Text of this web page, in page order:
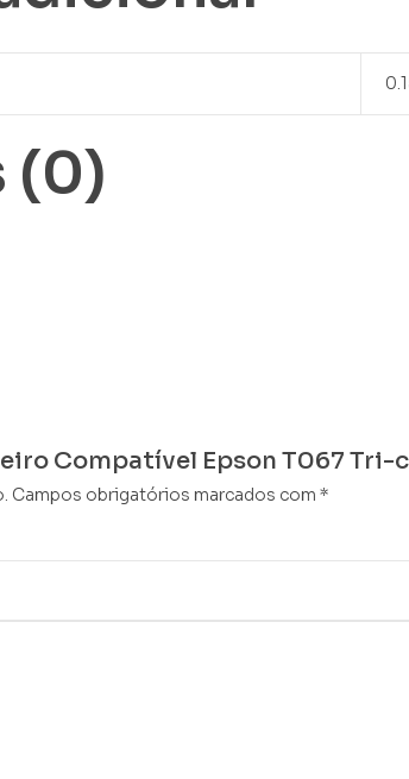
(0)
Compatível Epson T067 Tri-
Campos obrigatórios marcados com *